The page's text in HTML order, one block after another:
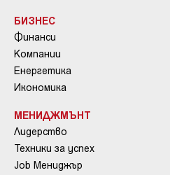
БИЗНЕС
Финанси
Компании
Енергетика
Икономика
МЕНИДЖМЪНТ
Лидерство
Техники за успех
Job Мениджър